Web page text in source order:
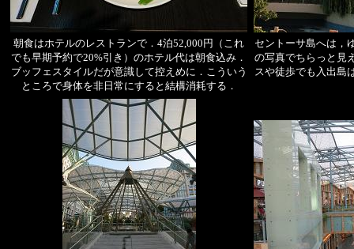
朝食はホテルのレストランで．4泊52,000円（これ
でも早期予約で20%引き）のホテル代は朝食込み．
ブッフェスタイルだが意識して控えめに．こういう
ところで身体を非日常にすると結構消耗する．
セントーサ島へは，
の写真でちらっと見
スや徒歩でも入出島